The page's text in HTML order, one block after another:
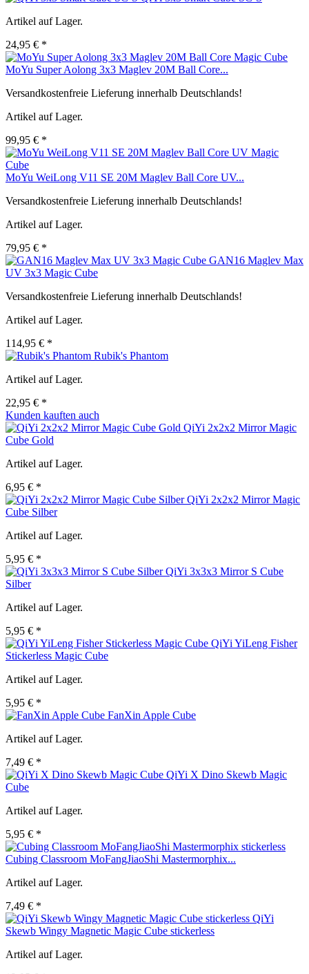
Artikel auf Lager.
24,95 € *
MoYu Super Aolong 3x3 Maglev 20M Ball Core...
Versandkostenfreie Lieferung innerhalb Deutschlands!
Artikel auf Lager.
99,95 € *
MoYu WeiLong V11 SE 20M Maglev Ball Core UV...
Versandkostenfreie Lieferung innerhalb Deutschlands!
Artikel auf Lager.
79,95 € *
GAN16 Maglev Max
UV 3x3 Magic Cube
Versandkostenfreie Lieferung innerhalb Deutschlands!
Artikel auf Lager.
114,95 € *
Rubik's Phantom
Artikel auf Lager.
22,95 € *
Kunden kauften auch
QiYi 2x2x2 Mirror Magic
Cube Gold
Artikel auf Lager.
6,95 € *
QiYi 2x2x2 Mirror Magic
Cube Silber
Artikel auf Lager.
5,95 € *
QiYi 3x3x3 Mirror S Cube
Silber
Artikel auf Lager.
5,95 € *
QiYi YiLeng Fisher
Stickerless Magic Cube
Artikel auf Lager.
5,95 € *
FanXin Apple Cube
Artikel auf Lager.
7,49 € *
QiYi X Dino Skewb Magic
Cube
Artikel auf Lager.
5,95 € *
Cubing Classroom MoFangJiaoShi Mastermorphix...
Artikel auf Lager.
7,49 € *
QiYi
Skewb Wingy Magnetic Magic Cube stickerless
Artikel auf Lager.